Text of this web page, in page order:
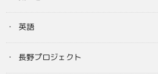
英語
長野プロジェクト